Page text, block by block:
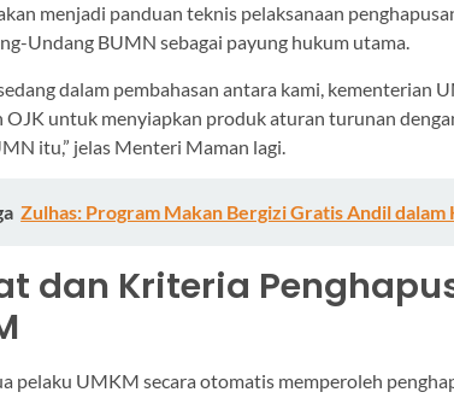
menjadi panduan teknis pelaksanaan
Undang BUMN sebagai payung hukum utama.
dalam pembahasan antara kami, kementerian
OJK untuk menyiapkan produk aturan turunan
itu,” jelas Menteri Maman lagi.
Zulhas: Program Makan Bergizi Gratis Andil dalam
dan Kriteria
pelaku UMKM secara otomatis memperoleh